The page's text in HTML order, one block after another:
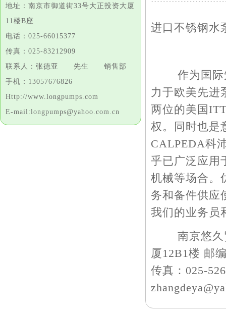
地址：南京市御道街33号大正投资大厦
11楼B座
电话：025-66015377
传真：025-83212909
联系人：张德亚 先生 销售部
手机：13057676826
Http://www.longpumps.com
E-mail:longpumps@yahoo.com.cn
进口不锈钢水
作为国际知
力于欧美先进
两位的美国
权。同时也是
CALPEDA科
乎已广泛应用
机械等场合。
务和备件供应
我们的业务员
南京悠久贸
厦12B1楼 邮
传真：025-